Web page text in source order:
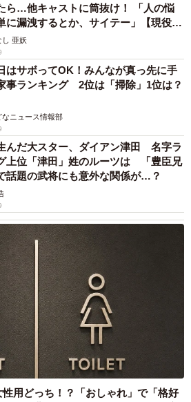
…他キャストに筒抜け！ 「人の悩
に漏洩するとか、サイテー」【現役キ
取材】
し 亜妖
はサボってOK！みんなが真っ先に手
事ランキング 2位は「掃除」1位は？
なニュース情報部
んだ大スター、ダイアン津田 名字ラ
上位「津田」姓のルーツは 「豊臣兄
話題の武将にも意外な関係が…？
用どっち！？「おしゃれ」で「格好